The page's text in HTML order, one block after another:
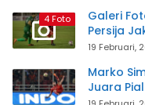
4 Foto
Galeri
Persija
19 Februari,
Marko
Juara